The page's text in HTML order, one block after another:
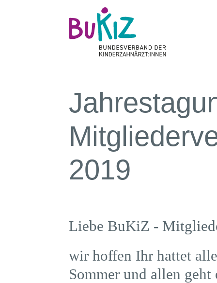
2019
Liebe BuKiZ -
wir hoffen Ihr hattet
Sommer und allen geht